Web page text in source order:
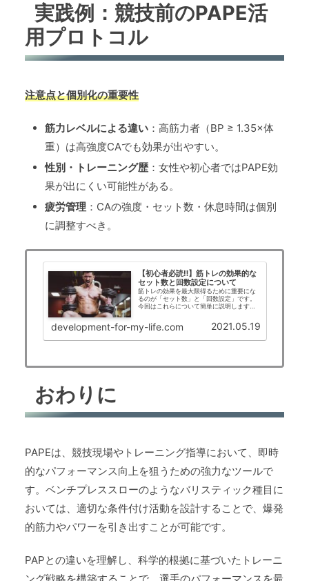
実践例：競技前のPAPE活
用プロトコル
注意点と個別化の重要性
筋力レベルによる違い ：高筋力者（BP ≥ 1.35×体
重）は高強度CAでも効果が出やすい。
性別・トレーニング歴 ：女性や初心者ではPAPE効
果が出にくい可能性がある。
疲労管理 ：CAの強度・セット数・休息時間は個別
に調整すべき。
【初心者必読‼】筋トレの効果的な
セット数と回数設定について
筋トレの効果を最大限得るために重要にな
るのが「セット数」と「回数設定」です。
今回はこれらについて簡単に説明します。
development-for-my-life.com 2021.05.19
おわりに
PAPEは、競技現場やトレーニング指導において、即時
的なパフォーマンス向上を狙うための強力なツールで
す。ベンチプレススローのようなバリスティック種目に
おいては、適切な条件付け活動を設計することで、爆発
的筋力やパワーを引き出すことが可能です。
PAPとの違いを理解し、科学的根拠に基づいたトレーニ
ング戦略を構築することで、選手のパフォーマンスを最